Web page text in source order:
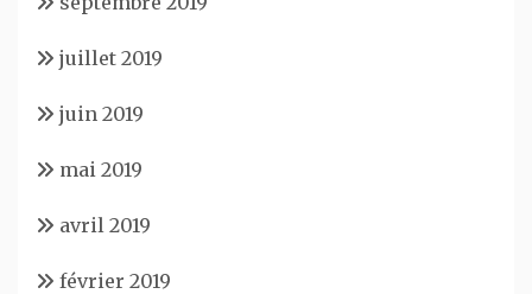
juillet 2019
juin 2019
mai 2019
avril 2019
février 2019